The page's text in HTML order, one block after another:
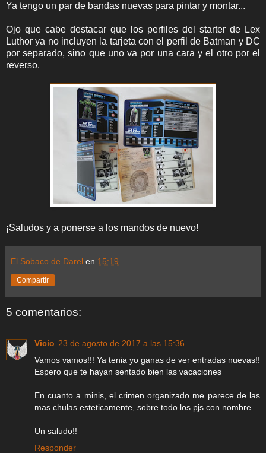
Ya tengo un par de bandas nuevas para pintar y montar...
Ojo que cabe destacar que los perfiles del starter de Lex
Luthor ya no incluyen la tarjeta con el perfil de Batman y DC
por separado, sino que uno va por una cara y el otro por el
reverso.
¡Saludos y a ponerse a los mandos de nuevo!
El Sobaco de Darel en 15:19
Compartir
5 comentarios:
Vicio 23 de agosto de 2017 a las 15:36
Vamos vamos!!! Ya tenia yo ganas de ver entradas nuevas!!
Espero que te hayan sentado bien las vacaciones
En cuanto a minis, el crimen organizado me parece de las
mas chulas esteticamente, sobre todo los pjs con nombre
Un saludo!!
Responder